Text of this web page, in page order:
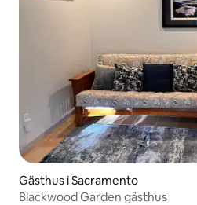
Gästhus i Sacramento
Blackwood Garden gästhus